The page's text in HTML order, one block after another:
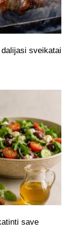
sveikatai
save